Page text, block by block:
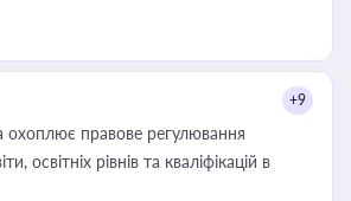
+9
охоплює правове регулювання
освітніх рівнів та кваліфікацій в